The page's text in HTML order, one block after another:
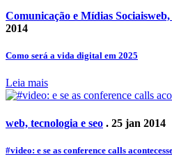
Comunicação e Mídias Sociaisweb,
2014
Como será a vida digital em 2025
Leia mais
web, tecnologia e seo . 25 jan 2014
#video: e se as conference calls